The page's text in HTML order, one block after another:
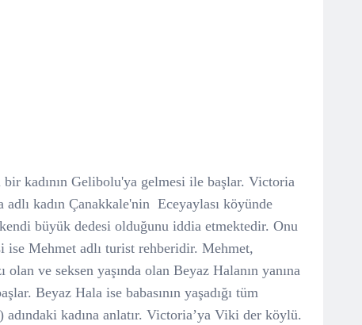
kadının Gelibolu'ya gelmesi ile başlar. Victoria
kadın Çanakkale'nin Eceyaylası köyünde
büyük dedesi olduğunu iddia etmektedir. Onu
ise Mehmet adlı turist rehberidir. Mehmet,
ve seksen yaşında olan Beyaz Halanın yanına
Beyaz Hala ise babasının yaşadığı tüm
kadına anlatır. Victoria’ya Viki der köylü.